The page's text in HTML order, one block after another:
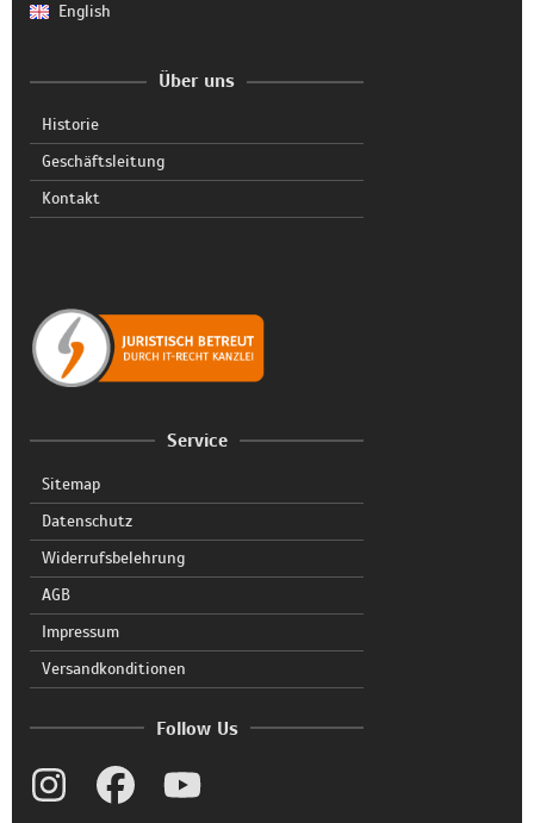
English
Über uns
Historie
Geschäftsleitung
Kontakt
Service
Sitemap
Datenschutz
Widerrufsbelehrung
AGB
Impressum
Versandkonditionen
Follow Us